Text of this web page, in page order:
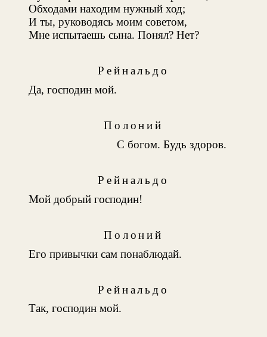
Обходами находим нужный ход;
И ты, руководясь моим советом,
Мне испытаешь сына. Понял? Нет?
Рейнальдо
Да, господин мой.
Полоний
С богом. Будь здоров.
Рейнальдо
Мой добрый господин!
Полоний
Его привычки сам понаблюдай.
Рейнальдо
Так, господин мой.